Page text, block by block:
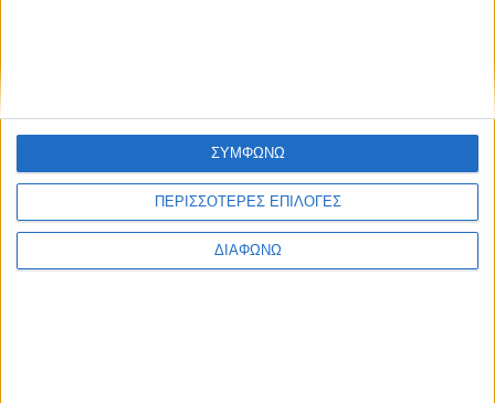
ΠΕΡΙΣΣΟΤΕΡΕΣ ΕΠΙΛΟΓΕΣ
ΔΙΑΦΩΝΩ
ΣΥΜΦΩΝΩΤα νέα της αγοράς
Φυτικά Εναλλακτικά
Κρέατος Garden
Gourmet: θρέψη και
απόλαυση σε κάθε
γεύμα!
9 ΔΕΚ